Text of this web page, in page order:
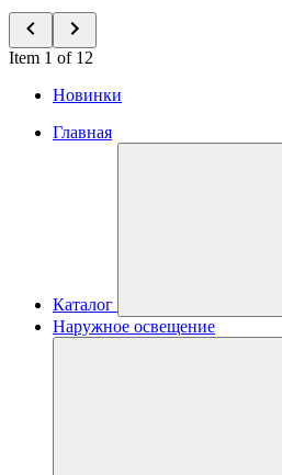
Item 1 of 12
Новинки
Главная
Каталог
Наружное освещение